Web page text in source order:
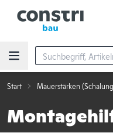
Start Mauerstärken